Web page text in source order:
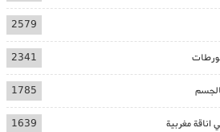
2579
2341
1785
اناقة مغربية 1639